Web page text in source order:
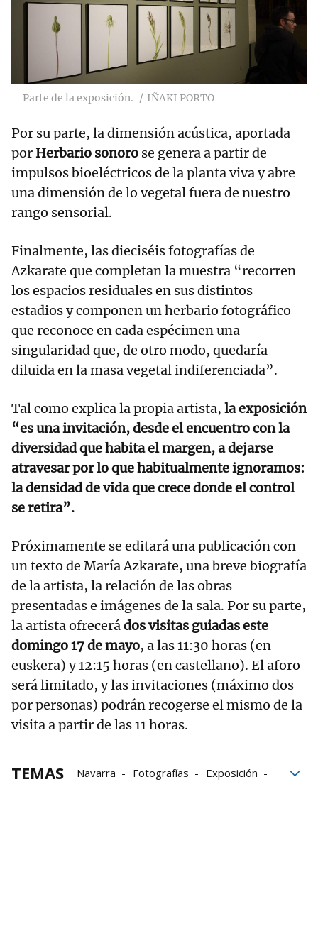
Parte de la exposición. IÑAKI PORTO
Por su parte, la dimensión acústica, aportada
por Herbario sonoro se genera a partir de
impulsos bioeléctricos de la planta viva y abre
una dimensión de lo vegetal fuera de nuestro
rango sensorial.
Finalmente, las dieciséis fotografías de
Azkarate que completan la muestra “recorren
los espacios residuales en sus distintos
estadios y componen un herbario fotográfico
que reconoce en cada espécimen una
singularidad que, de otro modo, quedaría
diluida en la masa vegetal indiferenciada”.
Tal como explica la propia artista, la exposición
“es una invitación, desde el encuentro con la
diversidad que habita el margen, a dejarse
atravesar por lo que habitualmente ignoramos:
la densidad de vida que crece donde el control
se retira”.
Próximamente se editará una publicación con
un texto de María Azkarate, una breve biografía
de la artista, la relación de las obras
presentadas e imágenes de la sala. Por su parte,
la artista ofrecerádos visitas guiadas este
domingo 17 de mayo, a las 11:30 horas (en
euskera) y 12:15 horas (en castellano). El aforo
será limitado, y las invitaciones (máximo dos
por personas) podrán recogerse el mismo de la
visita a partir de las 11 horas.
TEMAS Navarra Fotografías
Exposición